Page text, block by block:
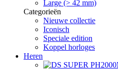
Large (> 42 mm)
Categorieën
Nieuwe collectie
Iconisch
Speciale edition
Koppel horloges
Heren